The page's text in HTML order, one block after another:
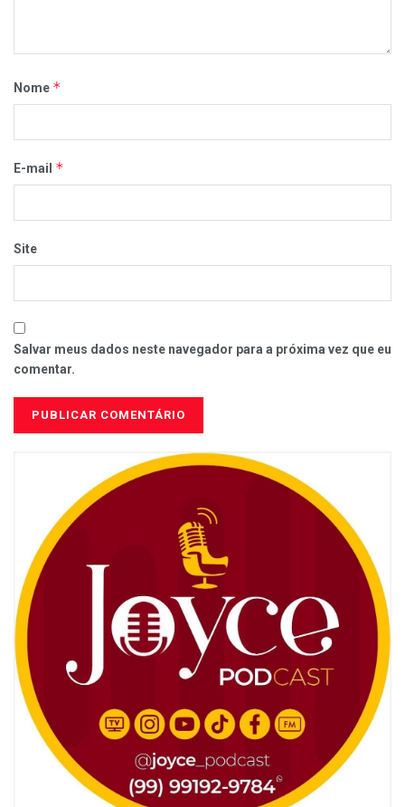
Nome *
E-mail *
Site
Salvar meus dados neste navegador para a próxima vez que eu
comentar.